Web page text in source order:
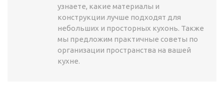
узнаете, какие материалы и
конструкции лучше подходят для
небольших и просторных кухонь. Также
мы предложим практичные советы по
организации пространства на вашей
кухне.